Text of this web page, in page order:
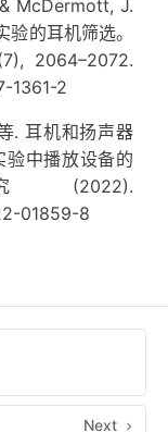
McDermott, J.
的耳机筛选。
2064–2072.
1361-2
. 耳机和扬声器
中播放设备的
01859-8
Next